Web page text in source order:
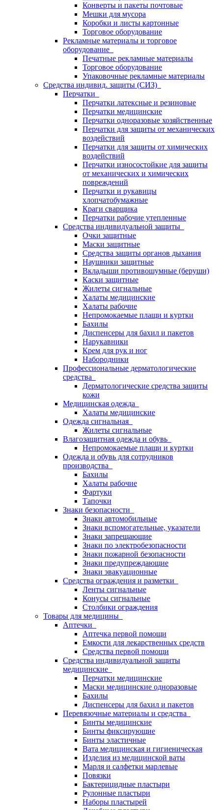
Конверты и пакеты почтовые
Мешки для мусора
Коробки и листы картонные
Торговое оборудование
Рекламные материалы и торговое
оборудование
Печатные рекламные материалы
Торговое оборудование
Упаковочные рекламные материалы
Средства индивид. защиты (СИЗ)
Перчатки
Перчатки латексные и резиновые
Перчатки медицинские
Перчатки одноразовые хозяйственные
Перчатки для защиты от механических
воздействий
Перчатки для защиты от химических
воздействий
Перчатки износостойкие для защиты
от механических и химических
повреждений
Перчатки и рукавицы
хлопчатобумажные
Краги сварщика
Перчатки рабочие утепленные
Средства индивидуальной защиты
Очки защитные
Маски защитные
Средства защиты органов дыхания
Наушники защитные
Вкладыши противошумные (беруши)
Каски защитные
Жилеты сигнальные
Халаты медицинские
Халаты рабочие
Непромокаемые плащи и куртки
Бахилы
Диспенсеры для бахил и пакетов
Нарукавники
Крем для рук и ног
Набородники
Профессиональные дерматологические
средства
Дерматологические средства защиты
кожи
Медицинская одежда
Халаты медицинские
Одежда сигнальная
Жилеты сигнальные
Влагозащитная одежда и обувь
Непромокаемые плащи и куртки
Одежда и обувь для сотрудников
производства
Бахилы
Халаты рабочие
Фартуки
Тапочки
Знаки безопасности
Знаки автомобильные
Знаки вспомогательные, указатели
Знаки запрещающие
Знаки по электробезопасности
Знаки пожарной безопасности
Знаки предупреждающие
Знаки эвакуационные
Средства ограждения и разметки
Ленты сигнальные
Конусы сигнальные
Столбики ограждения
Товары для медицины
Аптечки
Аптечка первой помощи
Емкости для лекарственных средств
Средства первой помощи
Средства индивидуальной защиты
медицинские
Перчатки медицинские
Маски медицинские одноразовые
Бахилы
Диспенсеры для бахил и пакетов
Перевязочные материалы и средства
Бинты медицинские
Бинты фиксирующие
Бинты эластичные
Вата медицинская и гигиеническая
Изделия из медицинской ваты
Марля и салфетки марлевые
Повязки
Бактерицидные пластыри
Рулонные пластыри
Наборы пластырей